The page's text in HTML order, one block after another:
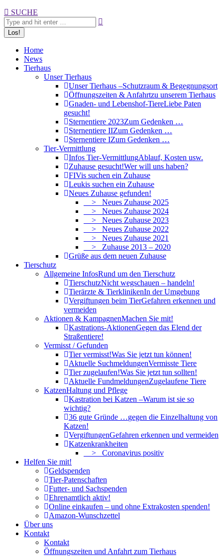
Search:
SUCHE
Home
News
Tierhaus
Unser Tierhaus
Unser Tierhaus –Schutzraum & Begegnungsort
Öffnungszeiten & Anfahrtzu unserem Tierhaus
Gnaden- und Lebenshof-TiereLiebe Paten
gesucht!
Sternentiere 2023Zum Gedenken …
Sternentiere IIZum Gedenken …
Sternentiere IZum Gedenken …
Tier-Vermittlung
Infos Tier-VermittlungAblauf, Kosten usw.
Zuhause gesucht!Wer will uns haben?
FIVis suchen ein Zuhause
Leukis suchen ein Zuhause
Neues Zuhause gefunden!
> Neues Zuhause 2025
> Neues Zuhause 2024
> Neues Zuhause 2023
> Neues Zuhause 2022
> Neues Zuhause 2021
> Zuhause 2013 – 2020
Grüße aus dem neuen Zuhause
Tierschutz
Allgemeine InfosRund um den Tierschutz
TierschutzNicht wegschauen – handeln!
Tierärzte & TierklinikenIn der Umgebung
Vergiftungen beim TierGefahren erkennen und
vermeiden
Aktionen & KampagnenMachen Sie mit!
Kastrations-AktionenGegen das Elend der
Straßentiere!
Vermisst / Gefunden
Tier vermisst!Was Sie jetzt tun können!
Aktuelle SuchmeldungenVermisste Tiere
Tier zugelaufen!Was Sie jetzt tun sollten!
Aktuelle FundmeldungenZugelaufene Tiere
KatzenHaltung und Pflege
Kastration bei Katzen –Warum ist sie so
wichtig?
36 gute Gründe …gegen die Einzelhaltung von
Katzen!
VergiftungenGefahren erkennen und vermeiden
Katzenkrankheiten
> Coronavirus positiv
Helfen Sie mit!
Geldspenden
Tier-Patenschaften
Futter- und Sachspenden
Ehrenamtlich aktiv!
Online einkaufen – und ohne Extrakosten spenden!
Amazon-Wunschzettel
Über uns
Kontakt
Kontakt
Öffnungszeiten und Anfahrt zum Tierhaus